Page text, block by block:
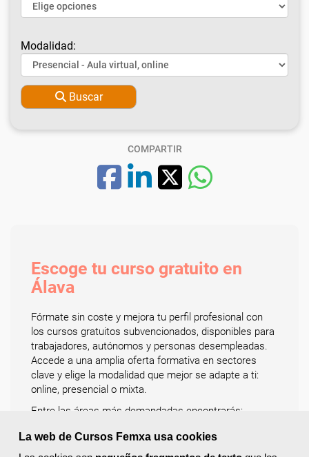
La web de Cursos Femxa usa cookies
Modalidad:
Buscar
COMPARTIR
Escoge tu curso gratuito en
Álava
Fórmate sin coste y mejora tu perfil profesional con
los cursos gratuitos subvencionados, disponibles para
trabajadores, autónomos y personas desempleadas.
Accede a una amplia oferta formativa en sectores
clave y elige la modalidad que mejor se adapte a ti:
online, presencial o mixta.
Entre las áreas más demandadas encontrarás:
comercio y marketing, educación y docencia,
hostelería y turismo, idiomas, sanidad, logística y